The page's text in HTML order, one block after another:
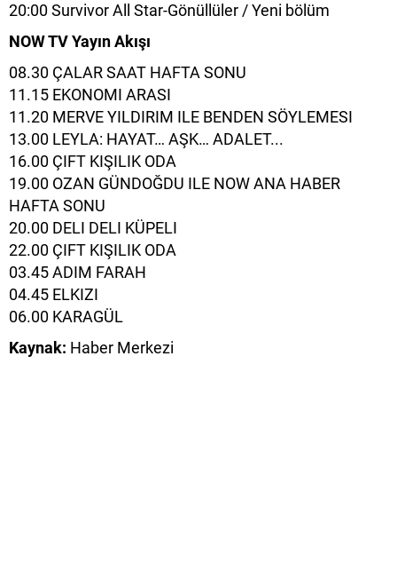
20:00 Survivor All Star-Gönüllüler / Yeni bölüm
NOW TV Yayın Akışı
08.30 ÇALAR SAAT HAFTA SONU
11.15 EKONOMI ARASI
11.20 MERVE YILDIRIM ILE BENDEN SÖYLEMESI
13.00 LEYLA: HAYAT… AŞK… ADALET...
16.00 ÇIFT KIŞILIK ODA
19.00 OZAN GÜNDOĞDU ILE NOW ANA HABER
HAFTA SONU
20.00 DELI DELI KÜPELI
22.00 ÇIFT KIŞILIK ODA
03.45 ADIM FARAH
04.45 ELKIZI
06.00 KARAGÜL
Kaynak: Haber Merkezi